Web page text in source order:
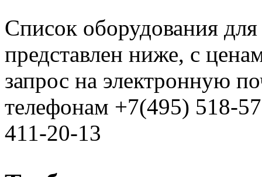
Список оборудования
представлен ниже, с
запрос на электронную
телефонам +7(495) 518-
411-20-13